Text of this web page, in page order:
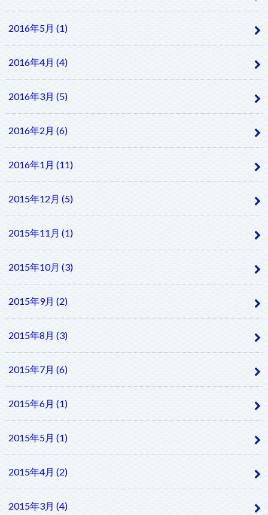
2016年5月 (1)
2016年4月 (4)
2016年3月 (5)
2016年2月 (6)
2016年1月 (11)
2015年12月 (5)
2015年11月 (1)
2015年10月 (3)
2015年9月 (2)
2015年8月 (3)
2015年7月 (6)
2015年6月 (1)
2015年5月 (1)
2015年4月 (2)
2015年3月 (4)